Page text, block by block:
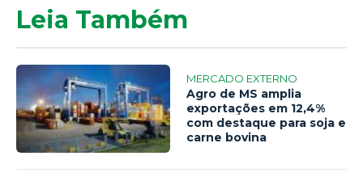
Leia Também
MERCADO EXTERNO
Agro de MS amplia
exportações em 12,4%
com destaque para soja e
carne bovina